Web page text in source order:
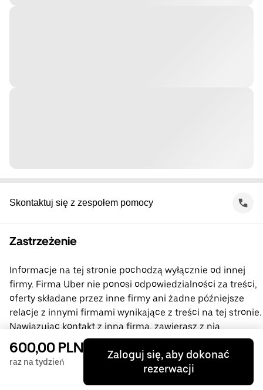
Skontaktuj się z zespołem pomocy
Zastrzeżenie
Informacje na tej stronie pochodzą wyłącznie od innej
firmy. Firma Uber nie ponosi odpowiedzialności za treści,
oferty składane przez inne firmy ani żadne późniejsze
relacje z innymi firmami wynikające z treści na tej stronie.
Nawiązując kontakt z inną firmą, zawierasz z nią
bezpośrednią umowę, której stroną nie jest firma Uber.
Jeśli masz pytania, skontaktuj się bezpośrednio
z niniejszą inną firmą.
600,00 PLN
raz na tydzień
Zaloguj się, aby dokonać
rezerwacji